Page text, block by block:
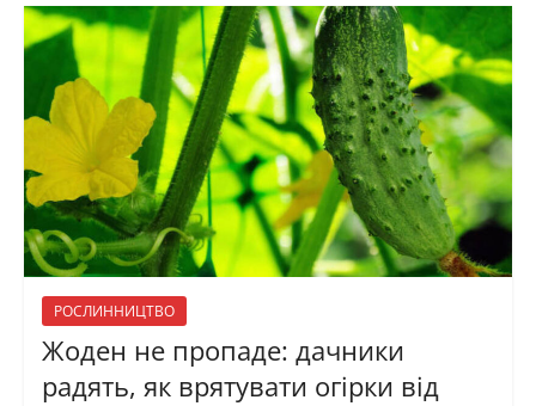
РОСЛИННИЦТВО
Жоден не пропаде: дачники
радять, як врятувати огірки від